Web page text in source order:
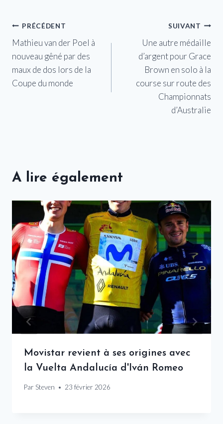
Navigation
de
l’article
PRÉCÉDENT
Mathieu van der Poel à
nouveau gêné par des
maux de dos lors de la
Coupe du monde
SUIVANT
Une autre médaille
d’argent pour Grace
Brown en solo à la
course sur route des
Championnats
d’Australie
A lire également
Movistar revient à ses origines avec
la Vuelta Andalucía d'Iván Romeo
Par Steven 23 février 2026